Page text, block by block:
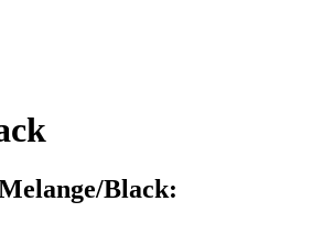
Black: